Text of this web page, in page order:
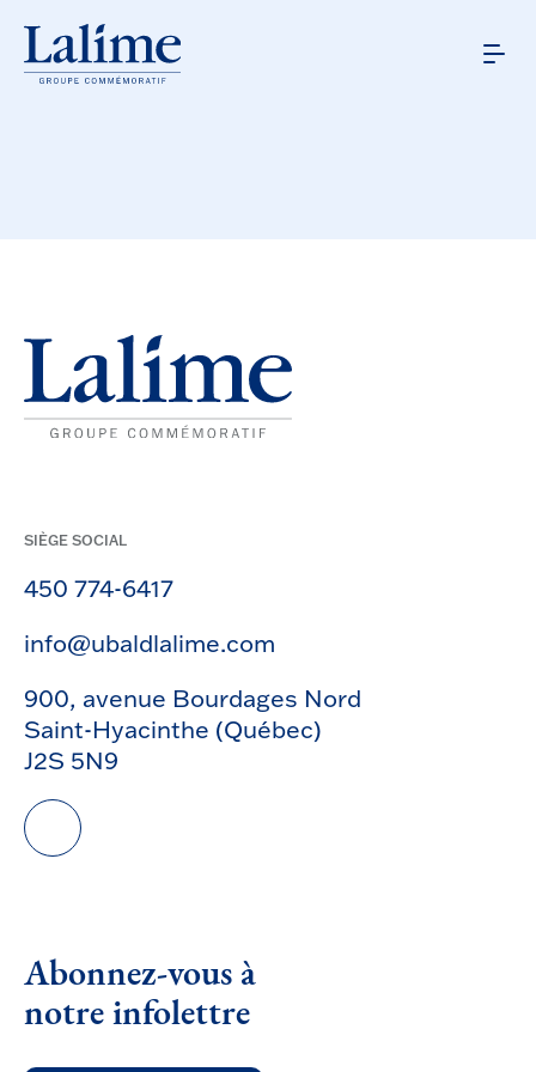
SIÈGE SOCIAL
450 774-6417
info@ubaldlalime.com
900, avenue Bourdages Nord
Saint-Hyacinthe (Québec)
J2S 5N9
Abonnez-vous à
notre infolettre